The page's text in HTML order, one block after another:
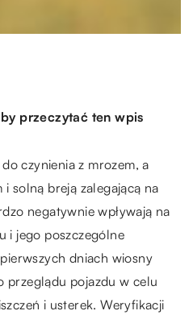
przeczytać ten wpis
czynienia z mrozem, a
solną breją zalegającą na
negatywnie wpływają na
i jego poszczególne
dniach wiosny
przeglądu pojazdu w celu
i usterek. Weryfikacji